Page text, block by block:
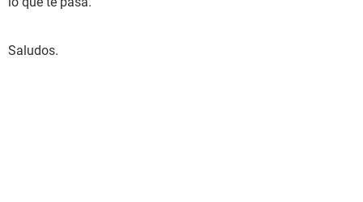
Saludos.